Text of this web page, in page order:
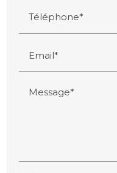
Téléphone*
Email*
Message*